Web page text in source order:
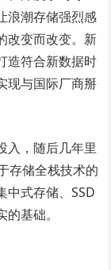
浪潮存储强烈感
改变而改变。新
造符合新数据时
现与国际厂商掰
入，随后几年里
存储全栈技术的
中式存储、SSD
基础。